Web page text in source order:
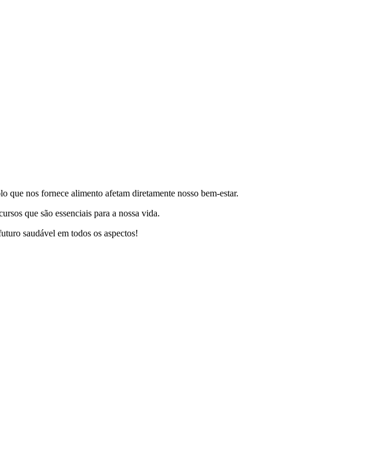
que nos fornece alimento afetam diretamente nosso bem-estar.
que são essenciais para a nossa vida.
saudável em todos os aspectos!